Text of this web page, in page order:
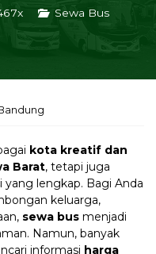
Sewa Bus
kota kreatif dan
Barat, tetapi juga
yang lengkap. Bagi Anda
keluarga,
sewa bus menjadi
Namun, banyak
informasi harga